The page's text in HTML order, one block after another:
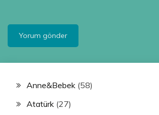
Anne&Bebek (58)
Atatürk (27)